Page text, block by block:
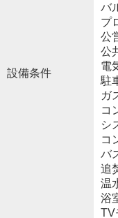
設備条件
バ
プ
公
公
電
駐
ガ
コ
シ
コ
バ
追
温
浴
TV